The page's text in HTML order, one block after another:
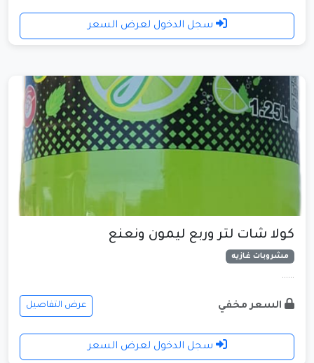
سجل الدخول لعرض السعر
كولا شات لتر وربع ليمون ونعنع
مشروبات غازيه
......
السعر مخفي عرض التفاصيل
سجل الدخول لعرض السعر